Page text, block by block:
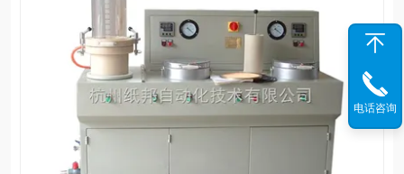
电话咨询